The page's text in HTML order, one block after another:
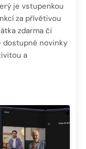
je vstupenkou
za přívětivou
zdarma či
dostupné novinky
a